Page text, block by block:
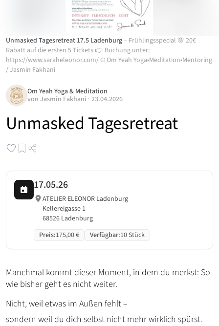
Unmasked Tagesretreat 17.5 Ladenburg– Frühlingsspecial 🌸 20€
Rabatt auf die ersten 5 Tickets 👉 Buchung unter:
https://www.saraheleonor.com/©Om Yeah Yoga•Meditation•Mentoring
/ Jasmin Fakhani
Unmasked Tagesretreat
Om Yeah Yoga & Meditation
von Jasmin Fakhani · 23.04.2026
17.05.26
ATELIER ELEONOR Ladenburg
Kellereigasse 1
68526 Ladenburg
Preis:175,00 € Verfügbar:10 Stück
Manchmal kommt dieser Moment, in dem du merkst: So
wie bisher geht es nicht weiter.
Nicht, weil etwas im Außen fehlt –
sondern weil du dich selbst nicht mehr wirklich spürst.